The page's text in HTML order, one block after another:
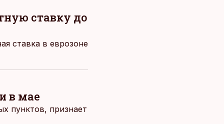
ставку до
ставка в еврозоне
в мае
пунктов, признает